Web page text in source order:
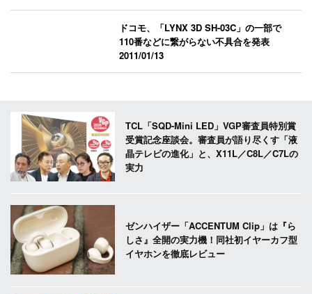
ドコモ、「LYNX 3D SH-03C」の一部で
110番などに繋がらない不具合を発表
2011/01/13
TCL「SQD-Mini LED」VGP審査員特別賞
受賞記念座談会。審査員が語り尽くす「液
晶テレビの進化」と、X11L／C8L／C7Lの
実力
ゼンハイザー「ACCENTUM Clip」は『ら
しさ』全開の実力機！同社初イヤーカフ型
イヤホンを徹底レビュー